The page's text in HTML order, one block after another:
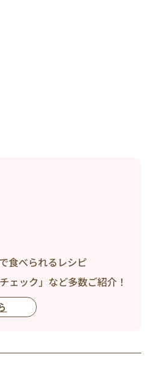
食べられるレシピ
ェック」など多数ご紹介！